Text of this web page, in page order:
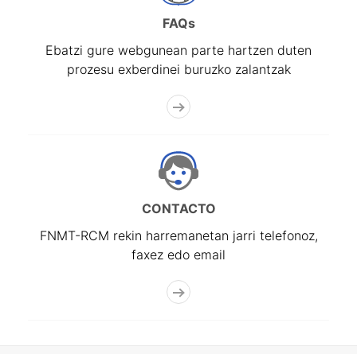
FAQs
Ebatzi gure webgunean parte hartzen duten
prozesu exberdinei buruzko zalantzak
CONTACTO
FNMT-RCM rekin harremanetan jarri telefonoz,
faxez edo email